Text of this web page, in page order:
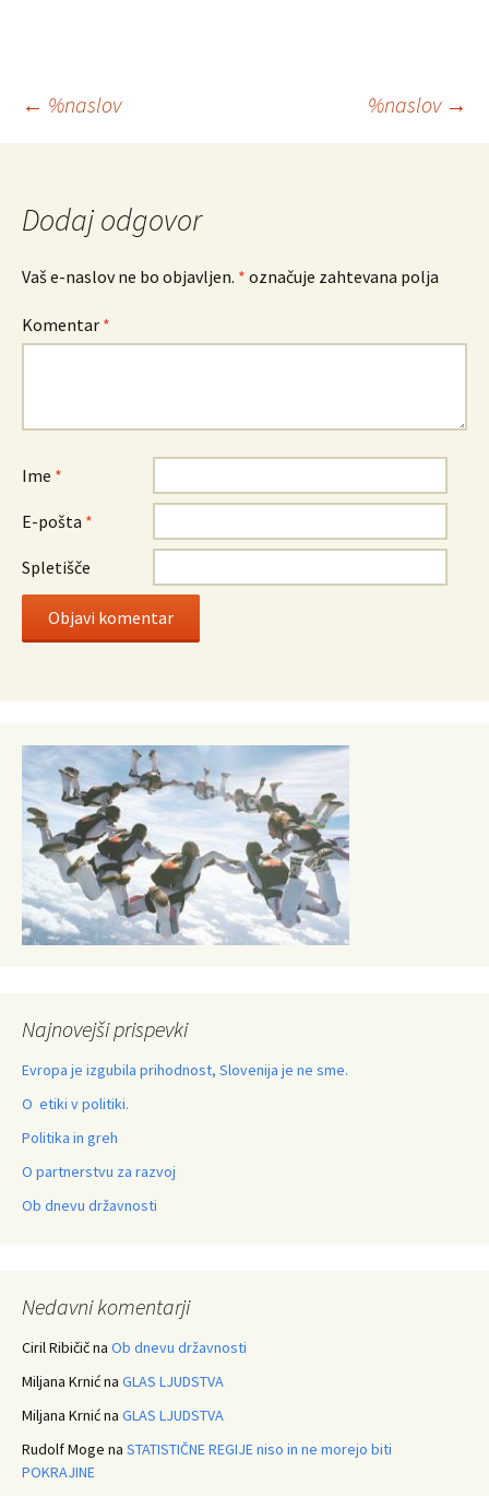
Krmarjenje
po
prispevkih
← %naslov %naslov →
Dodaj odgovor
Vaš e-naslov ne bo objavljen. * označuje zahtevana polja
Komentar *
Ime *
E-pošta *
Spletišče
Najnovejši prispevki
Evropa je izgubila prihodnost, Slovenija je ne sme.
O etiki v politiki.
Politika in greh
O partnerstvu za razvoj
Ob dnevu državnosti
Nedavni komentarji
Ciril Ribičična Ob dnevu državnosti
Miljana Krnićna GLAS LJUDSTVA
Miljana Krnićna GLAS LJUDSTVA
Rudolf Moge na STATISTIČNE REGIJE niso in ne morejo biti
POKRAJINE